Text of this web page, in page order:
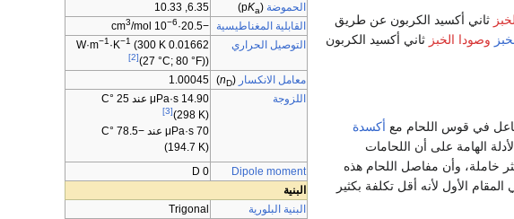
الحموضة (p
Ka
)
6.35, 10.33
القابلية المغناطيسية
−20.5·10
−6
cm3/mol
التوصيل الحراري
0.01662
W·m−1·K−1 (300 K
(27 °C; 80 °F))
[2]
معامل الانكسار (
nD
)
1.00045
اللزوجة
14.90 μPa·s عند 25 °C
(298 K)
[3]
70
μPa·s عند −78.5 °C
(194.7 K)
Dipole moment
0
D
البنية
البنية البلورية
Trigonal
ثاني أكسيد الكربون عن طريق
وصودا الخبز ثاني أكسيد الكربون
في قوس اللحام مع أكسدة
الهامة على أن اللحامات
خاملة، وأن مفاصل اللحام هذه
الأول لأنه أقل تكلفة بكثير